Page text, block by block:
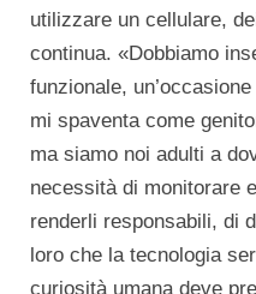
utilizzare un cellulare,
continua. «Dobbiamo
funzionale,
mi spaventa come
ma siamo noi adulti a
necessità di monitorare
renderli responsabili, di
loro che la tecnologia
curiosità umana deve